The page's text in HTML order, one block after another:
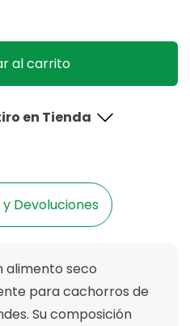
al carrito
en Tienda
y Devoluciones
alimento seco
para cachorros de
Su composición